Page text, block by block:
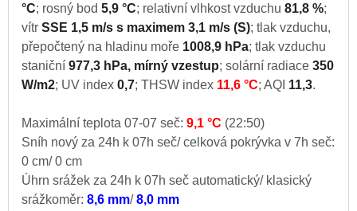
°C; rosný bod 5,9 °C; relativní vlhkost vzduchu 81,8 %;
vítr SSE 1,5 m/s s maximem 3,1 m/s (S); tlak vzduchu,
přepočtený na hladinu moře 1008,9 hPa; tlak vzduchu
staniční 977,3 hPa, mírný vzestup; solární radiace 350
W/m2; UV index 0,7; THSW index 11,6 °C; AQI 11,3.
Maximální teplota 07-07 seč: 9,1 °C (22:50)
Sníh nový za 24h k 07h seč/ celková pokrývka v 7h seč:
0 cm/ 0 cm
Úhrn srážek za 24h k 07h seč automatický/ klasický
srážkoměr: 8,6 mm/8,0 mm